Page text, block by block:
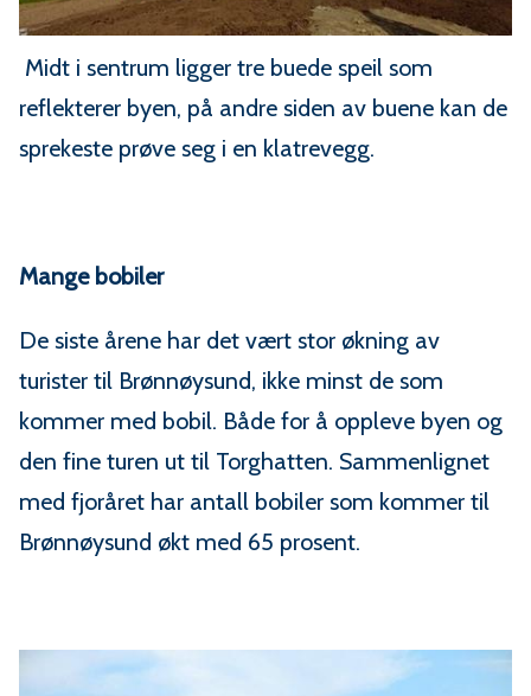
Midt i sentrum ligger tre buede speil som
reflekterer byen, på andre siden av buene kan de
sprekeste prøve seg i en klatrevegg.
Mange bobiler
De siste årene har det vært stor økning av
turister til Brønnøysund, ikke minst de som
kommer med bobil. Både for å oppleve byen og
den fine turen ut til Torghatten. Sammenlignet
med fjoråret har antall bobiler som kommer til
Brønnøysund økt med 65 prosent.